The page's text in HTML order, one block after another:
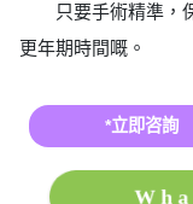
只要手術精準，
更年期時間嘅。
*立即咨詢